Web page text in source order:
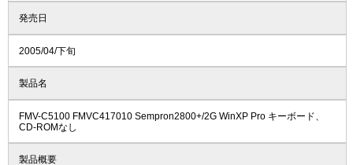
発売日
2005/04/下旬
製品名
FMV-C5100 FMVC417010 Sempron2800+/2G WinXP Pro キーボード、
CD-ROMなし
製品概要